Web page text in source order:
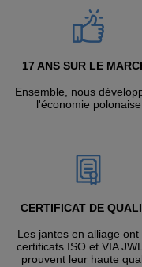
17 ANS SUR LE
Ensemble, nous
l'économie polonaise
CERTIFICAT DE
Les jantes en alliage ont
certificats ISO et VIA
prouvent leur haute